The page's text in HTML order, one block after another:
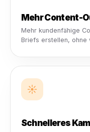
KI-
Post-Ideen,
Briefs und
Analysen &